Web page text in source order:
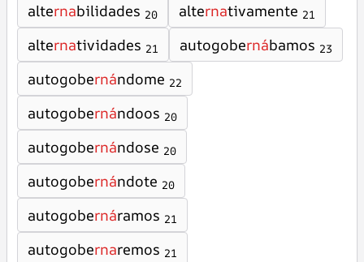
alternabilidades 20 alternativamente 21
alternatividades 21 autogobernábamos 23
autogobernándome 22
autogobernándoos 20
autogobernándose 20
autogobernándote 20
autogobernáramos 21
autogobernaremos 21